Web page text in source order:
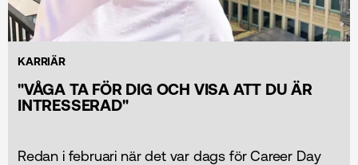
KARRIÄR
"VÅGA TA FÖR DIG OCH VISA ATT DU ÄR
INTRESSERAD"
Redan i februari när det var dags för Career Day